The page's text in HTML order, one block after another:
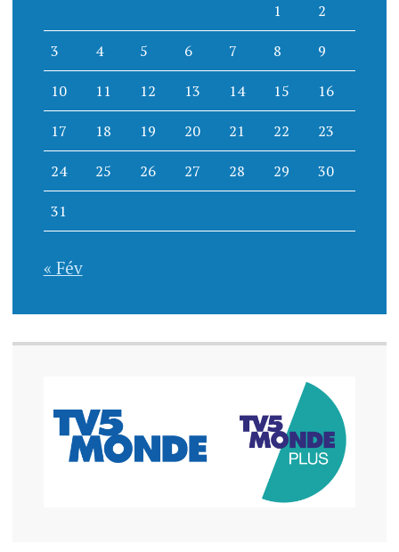
1 2
3 4 5 6 7 8 9
10 11 12 13 14 15 16
17 18 19 20 21 22 23
24 25 26 27 28 29 30
31
« Fév